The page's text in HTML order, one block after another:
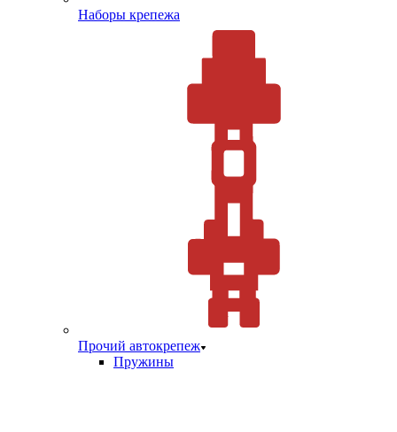
Наборы крепежа
Прочий автокрепеж
Пружины